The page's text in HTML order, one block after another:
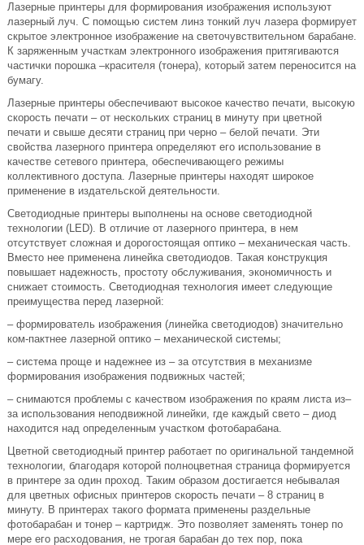
Лазерные принтеры для формирования изображения используют
лазерный луч. С помощью систем линз тонкий луч лазера формирует
скрытое электронное изображение на светочувствительном барабане.
К заряженным участкам электронного изображения притягиваются
частички порошка –красителя (тонера), который затем переносится на
бумагу.
Лазерные принтеры обеспечивают высокое качество печати, высокую
скорость печати – от нескольких страниц в минуту при цветной
печати и свыше десяти страниц при черно – белой печати. Эти
свойства лазерного принтера определяют его использование в
качестве сетевого принтера, обеспечивающего режимы
коллективного доступа. Лазерные принтеры находят широкое
применение в издательской деятельности.
Светодиодные принтеры выполнены на основе светодиодной
технологии (LED). В отличие от лазерного принтера, в нем
отсутствует сложная и дорогостоящая оптико – механическая часть.
Вместо нее применена линейка светодиодов. Такая конструкция
повышает надежность, простоту обслуживания, экономичность и
снижает стоимость. Светодиодная технология имеет следующие
преимущества перед лазерной:
– формирователь изображения (линейка светодиодов) значительно
ком-пактнее лазерной оптико – механической системы;
– система проще и надежнее из – за отсутствия в механизме
формирования изображения подвижных частей;
– снимаются проблемы с качеством изображения по краям листа из–
за использования неподвижной линейки, где каждый свето – диод
находится над определенным участком фотобарабана.
Цветной светодиодный принтер работает по оригинальной тандемной
технологии, благодаря которой полноцветная страница формируется
в принтере за один проход. Таким образом достигается небывалая
для цветных офисных принтеров скорость печати – 8 страниц в
минуту. В принтерах такого формата применены раздельные
фотобарабан и тонер – картридж. Это позволяет заменять тонер по
мере его расходования, не трогая барабан до тех пор, пока